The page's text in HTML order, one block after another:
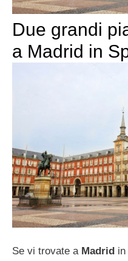
Due grandi
a Madrid in
Se vi trovate a Madrid